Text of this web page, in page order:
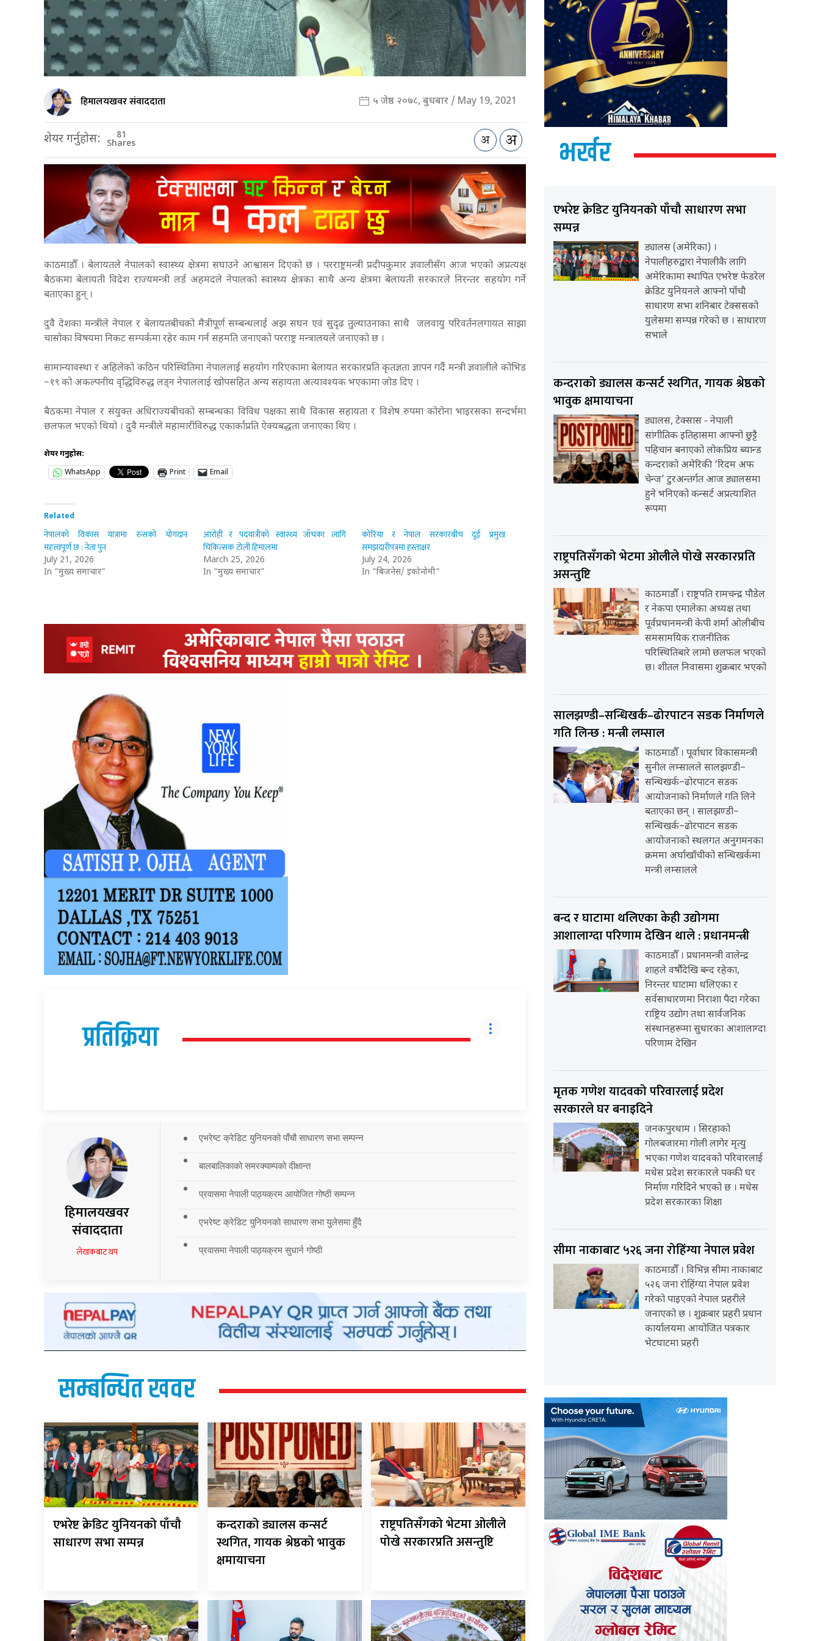
हिमालयखवर संवाददाता ५ जेष्ठ २०७८, बुधबार / May 19, 2021
शेयर गर्नुहोस: 81
Shares
काठमाडौँ । बेलायतले नेपालको स्वास्थ्य क्षेत्रमा सघाउने आश्वासन दिएको छ । परराष्ट्रमन्त्री प्रदीपकुमार ज्ञवालीसँग आज भएको अप्रत्यक्ष
बैठकमा बेलायती विदेश राज्यमन्त्री लर्ड अहमदले नेपालको स्वास्थ्य क्षेत्रका साथै अन्य क्षेत्रमा बेलायती सरकारले निरन्तर सहयोग गर्ने
बताएका हुन् ।
दुवै देशका मन्त्रीले नेपाल र बेलायतबीचको मैत्रीपूर्ण सम्बन्धलाई अझ सघन एवं सुदृढ तुल्याउनाका साथै जलवायु परिवर्तनलगायत साझा
चासोका विषयमा निकट सम्पर्कमा रहेर काम गर्न सहमति जनाएको परराष्ट्र मन्त्रालयले जनाएको छ ।
सामान्यावस्था र अहिलेको कठिन परिस्थितिमा नेपाललाई सहयोग गरिएकामा बेलायत सरकारप्रति कृतज्ञता ज्ञापन गर्दै मन्त्री ज्ञवालीले कोभिड
–१९ को अकल्पनीय वृद्धिविरुद्ध लड्न नेपाललाई खोपसहित अन्य सहायता अत्यावश्यक भएकामा जोड दिए ।
बैठकमा नेपाल र संयुक्त अधिराज्यबीचको सम्बन्धका विविध पक्षका साथै विकास सहायता र विशेष रुपमा कोरोना भाइरसका सन्दर्भमा
छलफल भएको थियो । दुवै मन्त्रीले महामारीविरुद्ध एकार्काप्रति ऐक्यबद्धता जनाएका थिए ।
शेयर गर्नुहोस:
WhatsApp
Print Email
Related
नेपालको विकास यात्रामा रुसको योगदान
महत्त्वपूर्ण छ : नेता पुन
July 21, 2026
In "मुख्य समाचार"
आरोही र पदयात्रीको स्वास्थ्य जाँचका लागि
चिकित्सक टोली हिमालमा
March 25, 2026
In "मुख्य समाचार"
कोरिया र नेपाल सरकारबीच दुई प्रमुख
समझदारीपत्रमा हस्ताक्षर
July 24, 2026
In "बिजनेस/ इकोनोमी"
प्रतिक्रिया
हिमालयखवर
संवाददाता
लेखकबाट थप
एभरेष्ट क्रेडिट युनियनको पाँचौ साधारण सभा सम्पन्न
बालबालिकाको समरक्याम्पको दीक्षान्त
प्रवासमा नेपाली पाठ्यक्रम आयोजित गोष्ठी सम्पन्न
एभरेष्ट क्रेडिट युनियनको साधारण सभा युलेसमा हुँदै
प्रवासमा नेपाली पाठ्यक्रम सुधार्न गोष्ठी
सम्बन्धित खवर
एभरेष्ट क्रेडिट युनियनको पाँचौ
साधारण सभा सम्पन्न
कन्दराको ड्यालस कन्सर्ट
स्थगित, गायक श्रेष्ठको भावुक
क्षमायाचना
राष्ट्रपतिसँगको भेटमा ओलीले
पोखे सरकारप्रति असन्तुष्टि
भर्खर
एभरेष्ट क्रेडिट युनियनको पाँचौ साधारण सभा
सम्पन्न
ड्यालस (अमेरिका) ।
नेपालीहरुद्वारा नेपालीकै लागि
अमेरिकामा स्थापित एभरेष्ट फेडरेल
क्रेडिट युनियनले आफ्नो पाँचौ
साधारण सभा शनिबार टेक्ससको
युलेसमा सम्पन्न गरेको छ । साधारण
सभाले
कन्दराको ड्यालस कन्सर्ट स्थगित, गायक श्रेष्ठको
भावुक क्षमायाचना
ड्यालस, टेक्सास - नेपाली
सांगीतिक इतिहासमा आफ्नो छुट्टै
पहिचान बनाएको लोकप्रिय ब्यान्ड
कन्दराको अमेरिकी ‘रिदम अफ
चेन्ज’ टुरअन्तर्गत आज ड्यालसमा
हुने भनिएको कन्सर्ट अप्रत्याशित
रूपमा
राष्ट्रपतिसँगको भेटमा ओलीले पोखे सरकारप्रति
असन्तुष्टि
काठमाडौँ । राष्ट्रपति रामचन्द्र पौडेल
र नेकपा एमालेका अध्यक्ष तथा
पूर्वप्रधानमन्त्री केपी शर्मा ओलीबीच
समसामयिक राजनीतिक
परिस्थितिबारे लामो छलफल भएको
छ। शीतल निवासमा शुक्रबार भएको
सालझण्डी–सन्धिखर्क–ढोरपाटन सडक निर्माणले
गति लिन्छ : मन्त्री लम्साल
काठमाडौँ । पूर्वाधार विकासमन्त्री
सुनील लम्सालले सालझण्डी–
सन्धिखर्क–ढोरपाटन सडक
आयोजनाको निर्माणले गति लिने
बताएका छन् । सालझण्डी–
सन्धिखर्क–ढोरपाटन सडक
आयोजनाको स्थलगत अनुगमनका
क्रममा अर्घाखाँचीको सन्धिखर्कमा
मन्त्री लम्सालले
बन्द र घाटामा थलिएका केही उद्योगमा
आशालाग्दा परिणाम देखिन थाले : प्रधानमन्त्री
काठमाडौँ । प्रधानमन्त्री वालेन्द्र
शाहले वर्षौंदेखि बन्द रहेका,
निरन्तर घाटामा थलिएका र
सर्वसाधारणमा निराशा पैदा गरेका
राष्ट्रिय उद्योग तथा सार्वजनिक
संस्थानहरूमा सुधारका आशालाग्दा
परिणाम देखिन
मृतक गणेश यादवको परिवारलाई प्रदेश
सरकारले घर बनाइदिने
जनकपुरधाम । सिरहाको
गोलबजारमा गोली लागेर मृत्यु
भएका गणेश यादवको परिवारलाई
मधेस प्रदेश सरकारले पक्की घर
निर्माण गरिदिने भएको छ । मधेस
प्रदेश सरकारका शिक्षा
सीमा नाकाबाट ५२६ जना रोहिंग्या नेपाल प्रवेश
काठमाडौँ । विभिन्न सीमा नाकाबाट
५२६ जना रोहिंग्या नेपाल प्रवेश
गरेको पाइएको नेपाल प्रहरीले
जनाएको छ । शुक्रबार प्रहरी प्रधान
कार्यालयमा आयोजित पत्रकार
भेटघाटमा प्रहरी